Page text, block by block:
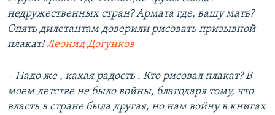
недружественных стран? Армата где, вашу мать?
Опять дилетантам доверили рисовать призывной
плакат!Леонид Догунков
– Надо же , какая радость . Кто рисовал плакат? В
моем детстве не было войны, благодаря тому, что
власть в стране была другая, но нам войну в книгах